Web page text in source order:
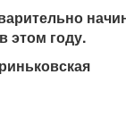
этом году.